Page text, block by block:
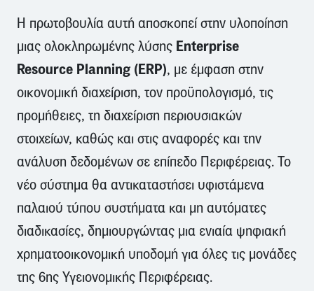
Η πρωτοβουλία αυτή αποσκοπεί στην υλοποίηση
μιας ολοκληρωμένης λύσης Enterprise
Resource Planning (ERP), με έμφαση στην
οικονομική διαχείριση, τον προϋπολογισμό, τις
προμήθειες, τη διαχείριση περιουσιακών
στοιχείων, καθώς και στις αναφορές και την
ανάλυση δεδομένων σε επίπεδο Περιφέρειας. Το
νέο σύστημα θα αντικαταστήσει υφιστάμενα
παλαιού τύπου συστήματα και μη αυτόματες
διαδικασίες, δημιουργώντας μια ενιαία ψηφιακή
χρηματοοικονομική υποδομή για όλες τις μονάδες
της 6ης Υγειονομικής Περιφέρειας.